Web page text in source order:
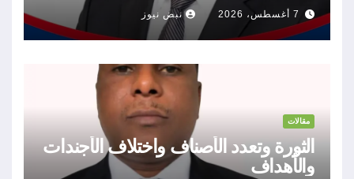
7 أغسطس، 2026 نبض نيوز
مقالات
الثورة وتعدد الأصناف واختلاف الأجندات
والأهداف